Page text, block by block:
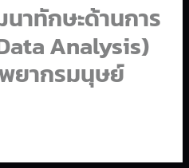
าทักษะด้านการ
Analysis)
ยากรมนุษย์